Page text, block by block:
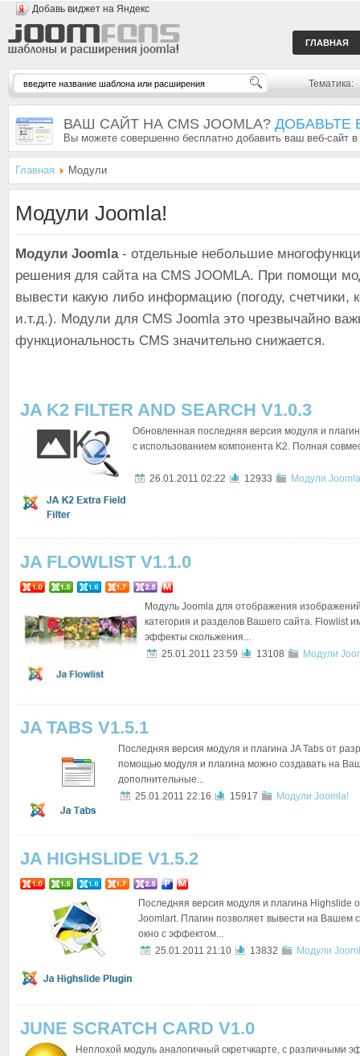
Добавь виджет на Яндекс
ГЛАВНАЯ
Тематика:
ВАШ САЙТ НА CMS JOOMLA? ДОБАВЬТЕ
Вы можете совершенно бесплатно добавить ваш веб-сайт
Главная Модули
Модули Joomla!
Модули Joomla- отдельные небольшие
решения для сайта на CMS JOOMLA. При помощи
вывести какую либо информацию (погоду, счетчики,
и.т.д.). Модули для CMS Joomla это чрезвычайно
функциональность CMS значительно снижается.
JA K2 FILTER AND SEARCH V1.0.3
Обновленная последняя версия модуля и
с использованием компонента K2. Полная
26.01.2011 02:22 12933 Модули
JA FLOWLIST V1.1.0
Модуль Joomla для отображения
категория и разделов Вашего сайта. Flowlist
эффекты скольжения...
25.01.2011 23:59
13108 Модули
JA TABS V1.5.1
Последняя версия модуля и плагина JA Tabs от
помощью модуля и плагина можно создавать на
дополнительные...
25.01.2011 22:16
15917 Модули Joomla!
JA HIGHSLIDE V1.5.2
Последняя версия модуля и плагина Highslide
Joomlart. Плагин позволяет вывести на Вашем
окно с эффектом...
25.01.2011 21:10
13832 Модули
JUNE SCRATCH CARD V1.0
Неплохой модуль аналогичный скретчкарте, с различными